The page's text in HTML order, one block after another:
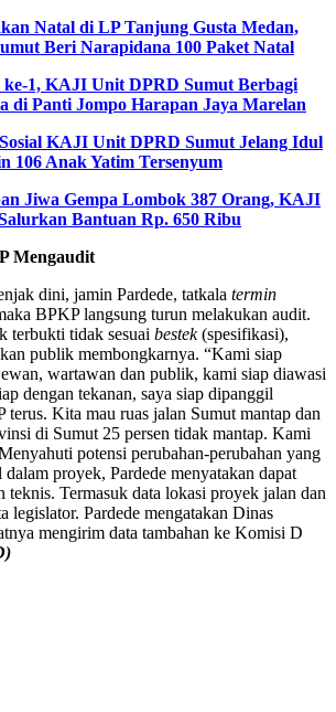
Natal di LP Tanjung Gusta Medan,
Beri Narapidana 100 Paket Natal
1, KAJI Unit DPRD Sumut Berbagi
di Panti Jompo Harapan Jaya Marelan
KAJI Unit DPRD Sumut Jelang Idul
106 Anak Yatim Tersenyum
Jiwa Gempa Lombok 387 Orang, KAJI
Bantuan Rp. 650 Ribu
Mengaudit
dini, jamin Pardede, tatkala termin
BPKP langsung turun melakukan audit.
terbukti tidak sesuai bestek(spesifikasi),
publik membongkarnya. “Kami siap
wartawan dan publik, kami siap diawasi
dengan tekanan, saya siap dipanggil
Kita mau ruas jalan Sumut mantap dan
di Sumut 25 persen tidak mantap. Kami
potensi perubahan-perubahan yang
proyek, Pardede menyatakan dapat
teknis. Termasuk data lokasi proyek jalan dan
legislator. Pardede mengatakan Dinas
mengirim data tambahan ke Komisi D